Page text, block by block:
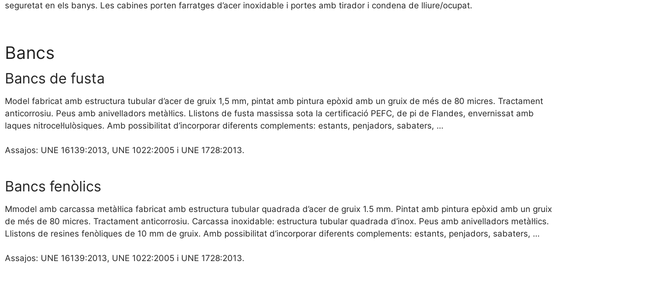
seguretat en els banys. Les cabines porten farratges d’acer inoxidable i portes amb tirador i condena de lliure/ocupat.
Bancs
Bancs de fusta
Model fabricat amb estructura tubular d’acer de gruix 1,5 mm, pintat amb pintura epòxid amb un gruix de més de 80 micres. Tractament
anticorrosiu. Peus amb anivelladors metàl·lics. Llistons de fusta massissa sota la certificació PEFC, de pi de Flandes, envernissat amb
laques nitrocel·lulòsiques. Amb possibilitat d’incorporar diferents complements: estants, penjadors, sabaters, …
Assajos: UNE 16139:2013, UNE 1022:2005 i UNE 1728:2013.
Bancs fenòlics
Mmodel amb carcassa metàl·lica fabricat amb estructura tubular quadrada d’acer de gruix 1.5 mm. Pintat amb pintura epòxid amb un gruix
de més de 80 micres. Tractament anticorrosiu. Carcassa inoxidable: estructura tubular quadrada d’inox. Peus amb anivelladors metàl·lics.
Llistons de resines fenòliques de 10 mm de gruix. Amb possibilitat d’incorporar diferents complements: estants, penjadors, sabaters, …
Assajos: UNE 16139:2013, UNE 1022:2005 i UNE 1728:2013.